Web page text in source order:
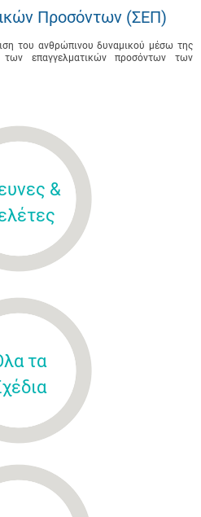
Προσόντων (ΣΕΠ)
του ανθρώπινου δυναμικού μέσω της
των επαγγελματικών προσόντων των
&
τα